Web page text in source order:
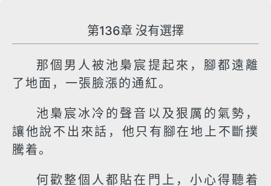
第136章 沒有選擇
那個男人被池梟宸提起來，腳都遠離
了地面，一張臉漲的通紅。
池梟宸冰冷的聲音以及狠厲的氣勢，
讓他說不出來話，他只有腳在地上不斷撲
騰着。
何歡整個人都貼在門上，小心得聽着